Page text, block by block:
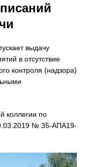
выдачу
в отсутствие
контроля (надзора)
коллегии по
№ 35-АПА19-